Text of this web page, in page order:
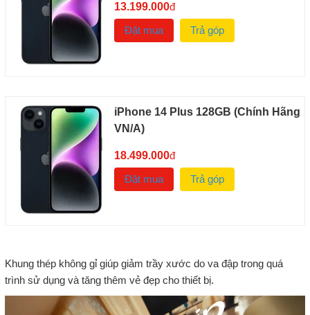
13.199.000đ
Đặt mua
Trả góp
iPhone 14 Plus 128GB (Chính Hãng
VN/A)
18.499.000đ
Đặt mua
Trả góp
Khung thép không gỉ giúp giảm trầy xước do va đập trong quá
trình sử dụng và tăng thêm vẻ đẹp cho thiết bị.